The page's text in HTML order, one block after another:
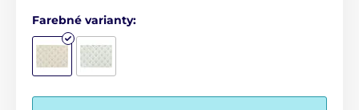
Farebné varianty: